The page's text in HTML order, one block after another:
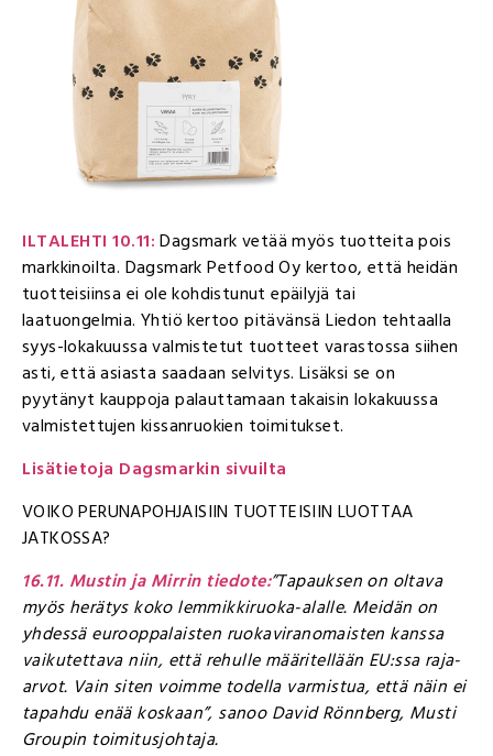
ILTALEHTI 10.11:Dagsmark vetää myös tuotteita pois
markkinoilta. Dagsmark Petfood Oy kertoo, että heidän
tuotteisiinsa ei ole kohdistunut epäilyjä tai
laatuongelmia. Yhtiö kertoo pitävänsä Liedon tehtaalla
syys-lokakuussa valmistetut tuotteet varastossa siihen
asti, että asiasta saadaan selvitys. Lisäksi se on
pyytänyt kauppoja palauttamaan takaisin lokakuussa
valmistettujen kissanruokien toimitukset.
Lisätietoja Dagsmarkin sivuilta
VOIKO PERUNAPOHJAISIIN TUOTTEISIIN LUOTTAA
JATKOSSA?
16.11. Mustin ja Mirrin tiedote:”Tapauksen on oltava
myös herätys koko lemmikkiruoka-alalle. Meidän on
yhdessä eurooppalaisten ruokaviranomaisten kanssa
vaikutettava niin, että rehulle määritellään EU:ssa raja-
arvot. Vain siten voimme todella varmistua, että näin ei
tapahdu enää koskaan”, sanoo David Rönnberg, Musti
Groupin toimitusjohtaja.